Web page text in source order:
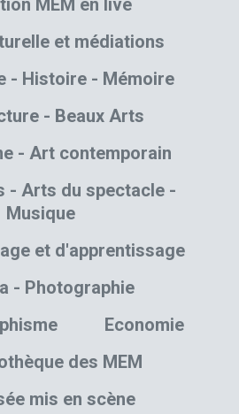
et médiations
- Histoire - Mémoire
- Beaux Arts
- Art contemporain
- Arts du spectacle -
Musique
et d'apprentissage
- Photographie
Economie
des MEM
mis en scène